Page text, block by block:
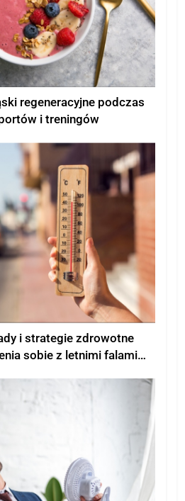
regeneracyjne podczas
i treningów
i strategie zdrowotne
sobie z letnimi falami